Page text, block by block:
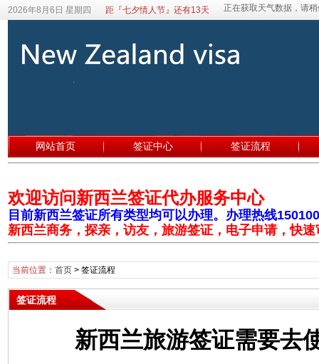
2026年8月6日 星期四 距『七夕情人节』还有13天
网站首页 签证中心 签证流程
欢迎访问新西兰签证代办服务中心
目前新西兰签证所有类型均可以办理。办理热线
新西兰商务，探亲，访友，旅游签证，电子申请，快速
当前位置： 首页> 签证流程
签证流程
新西兰旅游签证需要去